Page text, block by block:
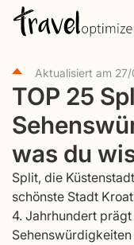
Aktualisiert am
TOP 25
was du
Split, die
schönste Stadt
4. Jahrhundert